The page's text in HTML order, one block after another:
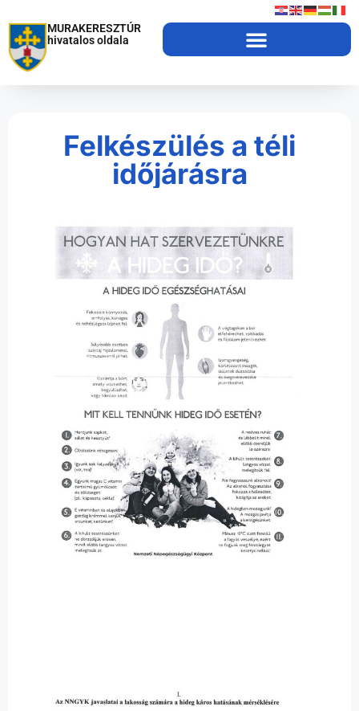
MURAKERESZTÚR
hivatalos oldala
Felkészülés a téli
időjárásra